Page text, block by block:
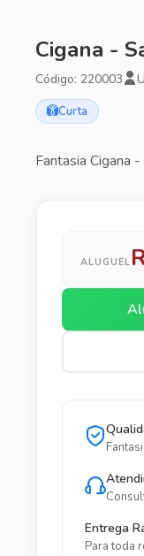
Cigana -
Código: 220003
Curta
Fantasia Cigana
ALUGUEL
Entrega
Para toda